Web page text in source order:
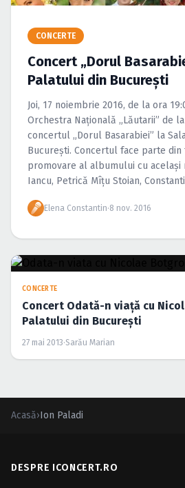
Caută în site...
CONCERTE
Concert „Dorul
Palatului din Bucureşti
Joi, 17 noiembrie 2016, de la ora
Orchestra Naţională „Lăutarii” de
concertul „Dorul Basarabiei” la
Bucureşti. Concertul face parte
promovare al albumului cu acelaşi
Iancu, Petrică Mîţu Stoian,
Elena Constantin·8 nov. 2016
CONCERTE
Concert Odată-n viaţă cu
Palatului din Bucureşti
27 mai 2013·Sarău Marian
Acasă›Ion Paladi
DESPRE ICONCERT.RO